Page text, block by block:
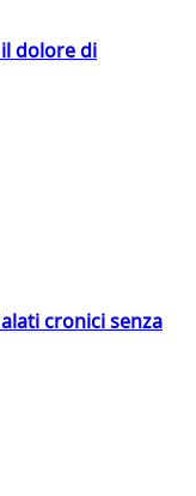
dolore di
cronici senza